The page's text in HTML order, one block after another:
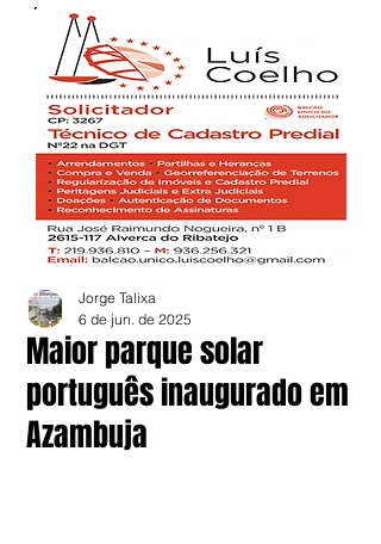
Maior parque solar
português inaugurado em
Azambuja
Jorge Talixa
6 de jun. de 2025